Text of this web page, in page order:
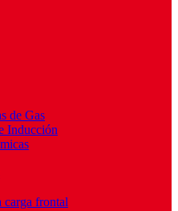
de Gas
Inducción
carga frontal